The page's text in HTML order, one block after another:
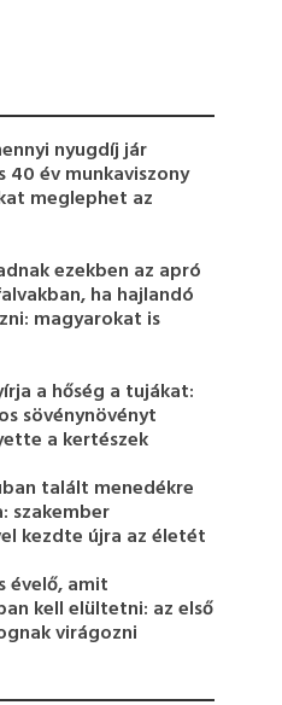
nyugdíj jár
40 év munkaviszony
meglephet az
ezekben az apró
ha hajlandó
magyarokat is
a hőség a tujákat:
sövénynövényt
a kertészek
talált menedékre
szakember
kezdte újra az életét
évelő, amit
kell elültetni: az első
virágozni